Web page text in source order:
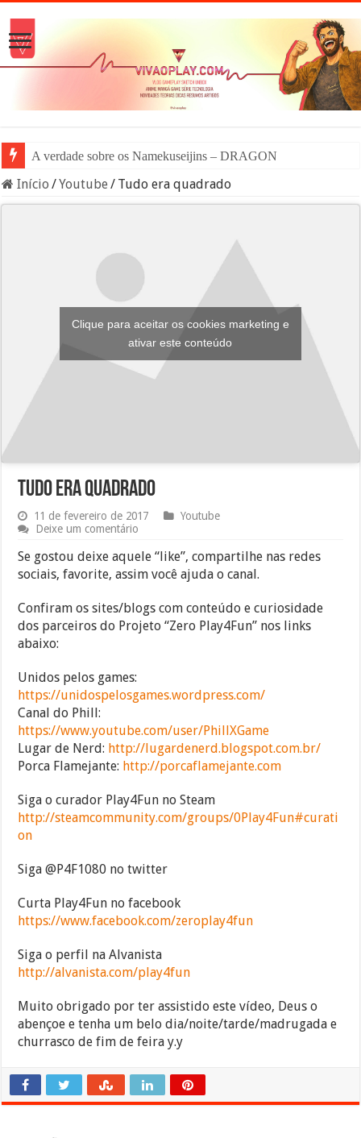
A verdade sobre os Namekuseijins – DRAGON BALL #News
Início /Youtube / Tudo era quadrado
Clique para aceitar os cookies marketing e
ativar este conteúdo
Tudo era quadrado
11 de fevereiro de 2017
Youtube
Deixe um comentário
Se gostou deixe aquele “like”, compartilhe nas redes
sociais, favorite, assim você ajuda o canal.
Confiram os sites/blogs com conteúdo e curiosidade
dos parceiros do Projeto “Zero Play4Fun” nos links
abaixo:
Unidos pelos games:
https://unidospelosgames.wordpress.com/
Canal do Phill:
https://www.youtube.com/user/PhillXGame
Lugar de Nerd: http://lugardenerd.blogspot.com.br/
Porca Flamejante: http://porcaflamejante.com
Siga o curador Play4Fun no Steam
http://steamcommunity.com/groups/0Play4Fun#curati
on
Siga @P4F1080 no twitter
Curta Play4Fun no facebook
https://www.facebook.com/zeroplay4fun
Siga o perfil na Alvanista
http://alvanista.com/play4fun
Muito obrigado por ter assistido este vídeo, Deus o
abençoe e tenha um belo dia/noite/tarde/madrugada e
churrasco de fim de feira y.y